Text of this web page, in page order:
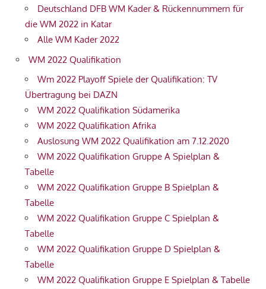
Deutschland DFB WM Kader & Rückennummern für
die WM 2022 in Katar
Alle WM Kader 2022
WM 2022 Qualifikation
Wm 2022 Playoff Spiele der Qualifikation: TV
Übertragung bei DAZN
WM 2022 Qualifikation Südamerika
WM 2022 Qualifikation Afrika
Auslosung WM 2022 Qualifikation am 7.12.2020
WM 2022 Qualifikation Gruppe A Spielplan &
Tabelle
WM 2022 Qualifikation Gruppe B Spielplan &
Tabelle
WM 2022 Qualifikation Gruppe C Spielplan &
Tabelle
WM 2022 Qualifikation Gruppe D Spielplan &
Tabelle
WM 2022 Qualifikation Gruppe E Spielplan & Tabelle